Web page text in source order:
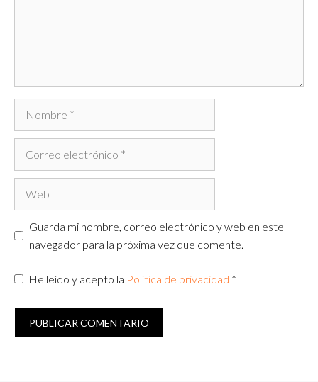
Guarda mi nombre, correo electrónico y web en este
navegador para la próxima vez que comente.
He leído y acepto la Política de privacidad *